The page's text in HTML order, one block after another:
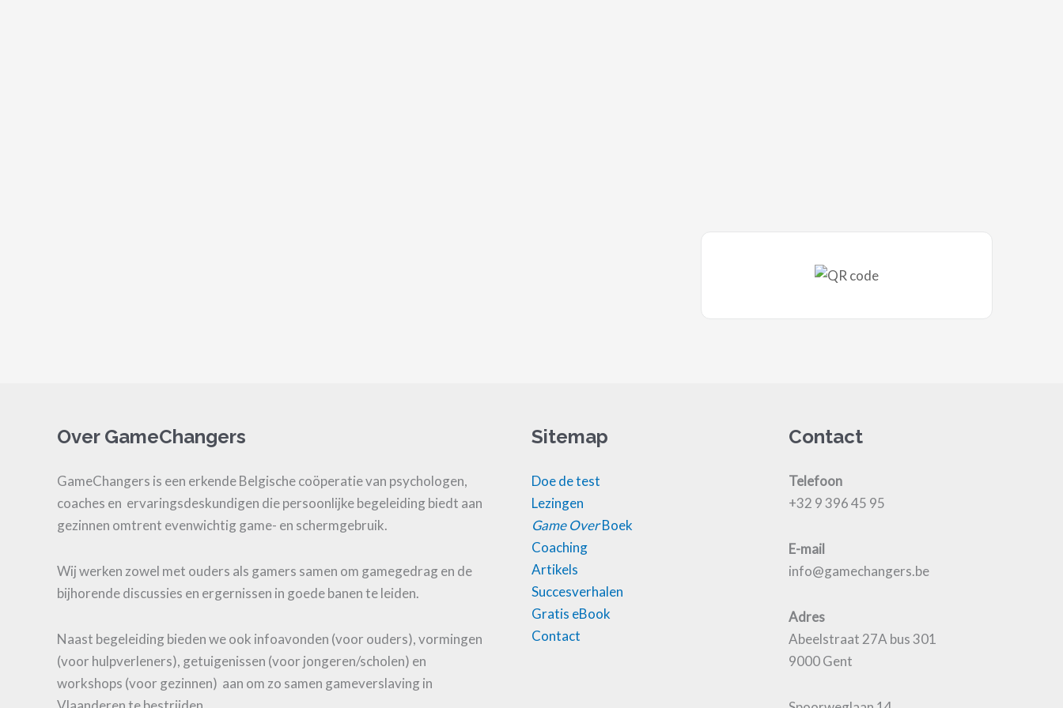
Over GameChangers
GameChangers is een erkende Belgische coöperatie van psychologen,
coaches en ervaringsdeskundigen die persoonlijke begeleiding biedt aan
gezinnen omtrent evenwichtig game- en schermgebruik.
Wij werken zowel met ouders als gamers samen om gamegedrag en de
bijhorende discussies en ergernissen in goede banen te leiden.
Naast begeleiding bieden we ook infoavonden (voor ouders), vormingen
(voor hulpverleners), getuigenissen (voor jongeren/scholen) en
workshops (voor gezinnen) aan om zo samen gameverslaving in
Sitemap
Doe de test
Lezingen
Game OverBoek
Coaching
Artikels
Succesverhalen
Gratis eBook
Contact
Contact
Telefoon
+32 9 396 45 95
E-mail
info@gamechangers.be
Adres
Abeelstraat 27A bus 301
9000 Gent